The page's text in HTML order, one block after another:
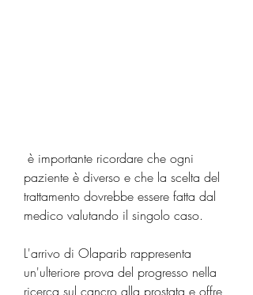
paziente è diverso e che la scelta del
trattamento dovrebbe essere fatta dal
medico valutando il singolo caso.
L'arrivo di Olaparib rappresenta
un'ulteriore prova del progresso nella
ricerca sul cancro alla prostata e offre